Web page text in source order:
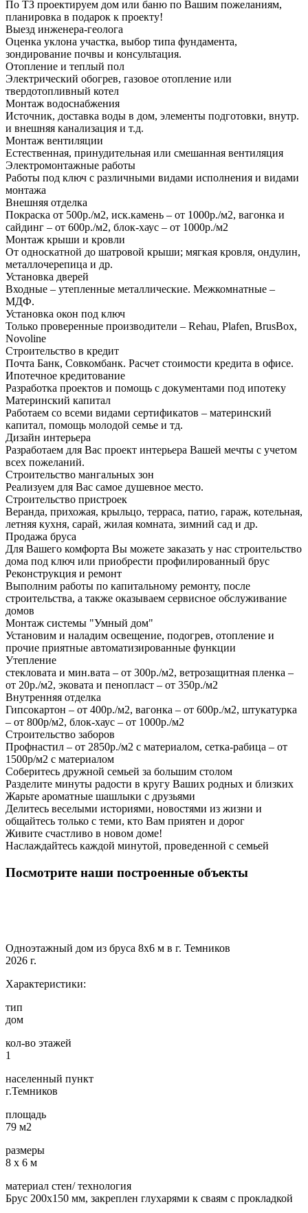
По ТЗ проектируем дом или баню по Вашим пожеланиям,
планировка в подарок к проекту!
Выезд инженера-геолога
Оценка уклона участка, выбор типа фундамента,
зондирование почвы и консультация.
Отопление и теплый пол
Электрический обогрев, газовое отопление или
твердотопливный котел
Монтаж водоснабжения
Источник, доставка воды в дом, элементы подготовки, внутр.
и внешняя канализация и т.д.
Монтаж вентиляции
Естественная, принудительная или смешанная вентиляция
Электромонтажные работы
Работы под ключ с различными видами исполнения и видами
монтажа
Внешняя отделка
Покраска от 500р./м2, иск.камень – от 1000р./м2, вагонка и
сайдинг – от 600р./м2, блок-хаус – от 1000р./м2
Монтаж крыши и кровли
От односкатной до шатровой крыши; мягкая кровля, ондулин,
металлочерепица и др.
Установка дверей
Входные – утепленные металлические. Межкомнатные –
МДФ.
Установка окон под ключ
Только проверенные производители – Rehau, Plafen, BrusBox,
Novoline
Строительство в кредит
Почта Банк, Совкомбанк. Расчет стоимости кредита в офисе.
Ипотечное кредитование
Разработка проектов и помощь с документами под ипотеку
Материнский капитал
Работаем со всеми видами сертификатов – материнский
капитал, помощь молодой семье и тд.
Дизайн интерьера
Разработаем для Вас проект интерьера Вашей мечты с учетом
всех пожеланий.
Строительство мангальных зон
Реализуем для Вас самое душевное место.
Строительство пристроек
Веранда, прихожая, крыльцо, терраса, патио, гараж, котельная,
летняя кухня, сарай, жилая комната, зимний сад и др.
Продажа бруса
Для Вашего комфорта Вы можете заказать у нас строительство
дома под ключ или приобрести профилированный брус
Реконструкция и ремонт
Выполним работы по капитальному ремонту, после
строительства, а также оказываем сервисное обслуживание
домов
Монтаж системы "Умный дом"
Установим и наладим освещение, подогрев, отопление и
прочие приятные автоматизированные функции
Утепление
стекловата и мин.вата – от 300р./м2, ветрозащитная пленка –
от 20р./м2, эковата и пенопласт – от 350р./м2
Внутренняя отделка
Гипсокартон – от 400р./м2, вагонка – от 600р./м2, штукатурка
– от 800р/м2, блок-хаус – от 1000р./м2
Строительство заборов
Профнастил – от 2850р./м2 с материалом, сетка-рабица – от
1500р/м2 с материалом
Соберитесь дружной семьей за большим столом
Разделите минуты радости в кругу Ваших родных и близких
Жарьте ароматные шашлыки с друзьями
Делитесь веселыми историями, новостями из жизни и
общайтесь только с теми, кто Вам приятен и дорог
Живите счастливо в новом доме!
Наслаждайтесь каждой минутой, проведенной с семьей
Посмотрите наши построенные объекты
Одноэтажный дом из бруса 8х6 м в г. Темников
2026 г.
Характеристики:
тип
дом
кол-во этажей
1
населенный пункт
г.Темников
площадь
79 м2
размеры
8 х 6 м
материал стен/ технология
Брус 200х150 мм, закреплен глухарями к сваям с прокладкой